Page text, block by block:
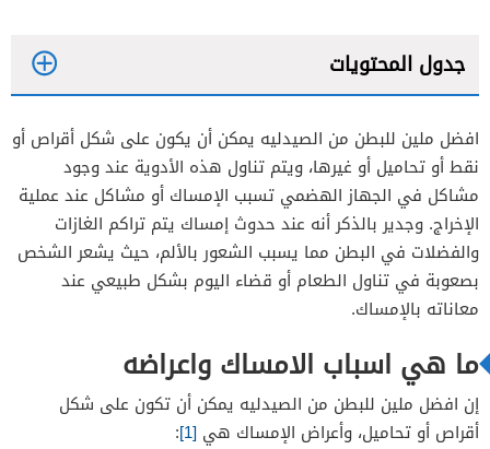
جدول المحتويات
حبوب مينالاكس
نقط بيكولاكس
الملينات الأسموزية أو التناضجية
افضل ملين للبطن من الصيدليه يمكن أن يكون على شكل أقراص أو
نقط أو تحاميل أو غيرها، ويتم تناول هذه الأدوية عند وجود
مشاكل في الجهاز الهضمي تسبب الإمساك أو مشاكل عند عملية
الإخراج. وجدير بالذكر أنه عند حدوث إمساك يتم تراكم الغازات
والفضلات في البطن مما يسبب الشعور بالألم، حيث يشعر الشخص
بصعوبة في تناول الطعام أو قضاء اليوم بشكل طبيعي عند
معاناته بالإمساك.
ما هي اسباب الامساك واعراضه
إن افضل ملين للبطن من الصيدليه يمكن أن تكون على شكل
أقراص أو تحاميل، وأعراض الإمساك هي [1]
: